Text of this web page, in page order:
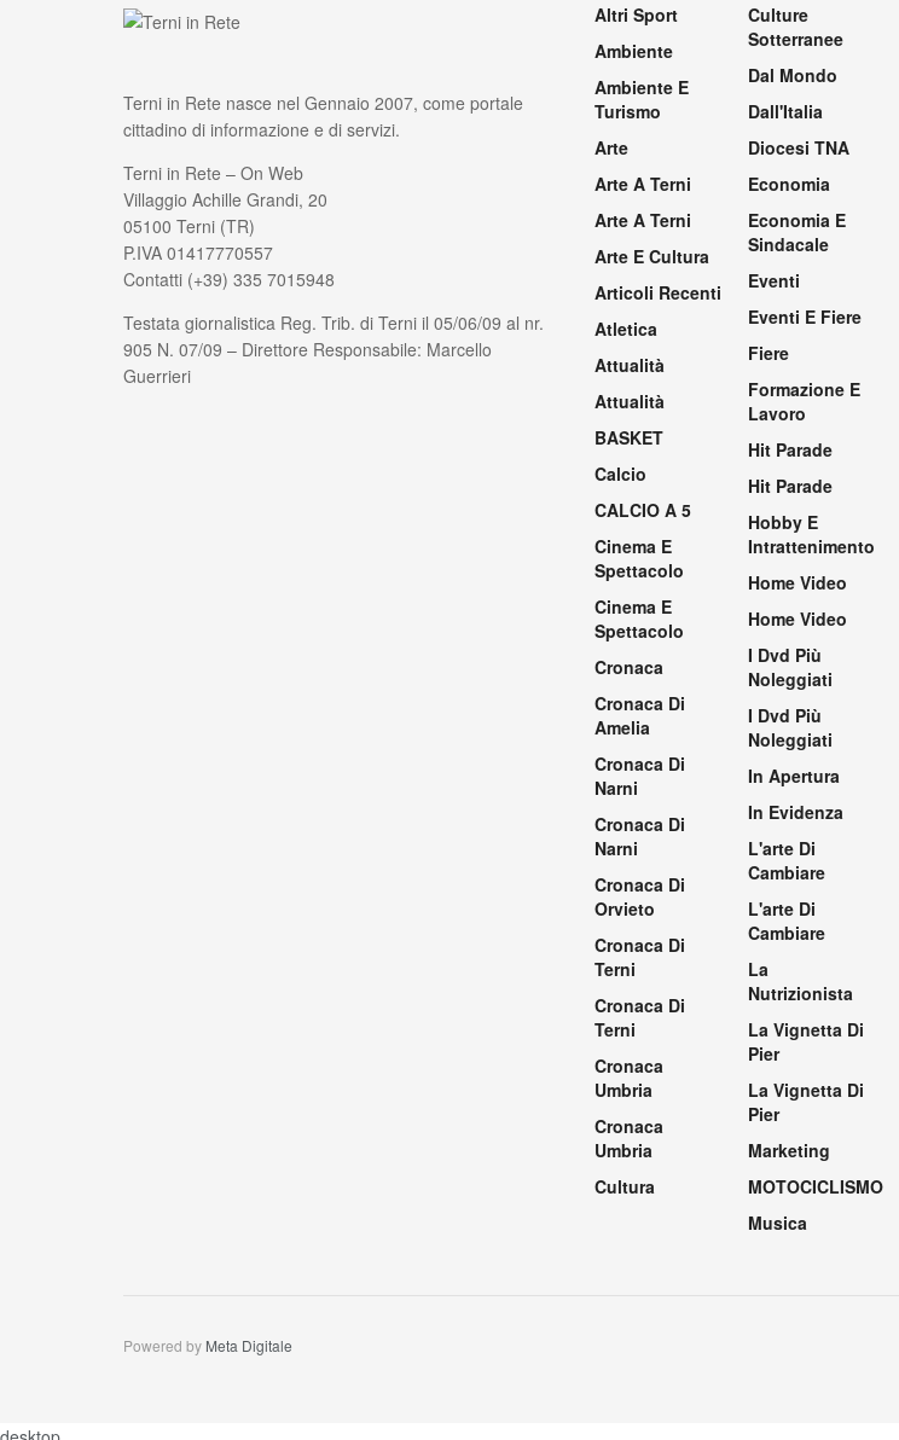
Terni in Rete nasce nel Gennaio 2007, come portale
cittadino di informazione e di servizi.
Terni in Rete – On Web
Villaggio Achille Grandi, 20
05100 Terni (TR)
P.IVA 01417770557
Contatti (+39) 335 7015948
Testata giornalistica Reg. Trib. di Terni il 05/06/09 al nr.
905 N. 07/09 – Direttore Responsabile: Marcello
Guerrieri
Altri Sport
Ambiente
Ambiente E
Turismo
Arte
Arte A Terni
Arte A Terni
Arte E Cultura
Articoli Recenti
Atletica
Attualità
Attualità
BASKET
Calcio
CALCIO A 5
Cinema E
Spettacolo
Cinema E
Spettacolo
Cronaca
Cronaca Di
Amelia
Cronaca Di
Narni
Cronaca Di
Narni
Cronaca Di
Orvieto
Cronaca Di
Terni
Cronaca Di
Terni
Cronaca
Umbria
Cronaca
Umbria
Cultura
Culture
Sotterranee
Dal Mondo
Dall'Italia
Diocesi TNA
Economia
Economia E
Sindacale
Eventi
Eventi E Fiere
Fiere
Formazione E
Lavoro
Hit Parade
Hit Parade
Hobby E
Intrattenimento
Home Video
Home Video
I Dvd Più
Noleggiati
I Dvd Più
Noleggiati
In Apertura
In Evidenza
L'arte Di
Cambiare
L'arte Di
Cambiare
La
Nutrizionista
La Vignetta Di
Pier
La Vignetta Di
Pier
Marketing
MOTOCICLISMO
Musica
Powered by Meta Digitale